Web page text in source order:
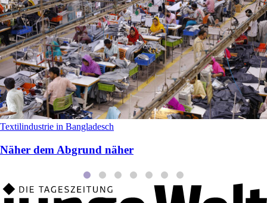
Textilindustrie in Bangladesch
Näher dem Abgrund näher